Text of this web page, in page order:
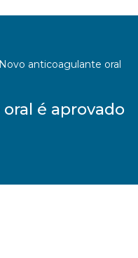
Novo anticoagulante oral
é aprovado